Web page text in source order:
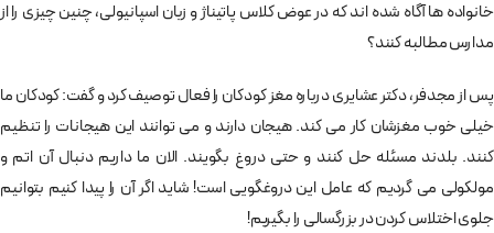
خانواده ها آگاه شده اند که در عوض کلاس پاتیناژ و زبان اسپانیولی، چنین چیزی را از
مدارس مطالبه کنند؟
پس از مجدفر، دکتر عشایری درباره مغز کودکان را فعال توصیف کرد و گفت: کودکان ما
خیلی خوب مغزشان کار می کند. هیجان دارند و می توانند این هیجانات را تنظیم
کنند. بلدند مسئله حل کنند و حتی دروغ بگویند. الان ما داریم دنبال آن اتم و
مولکولی می گردیم که عامل این دروغگویی است! شاید اگر آن را پیدا کنیم بتوانیم
جلوی اختلاس کردن در بزرگسالی را بگیریم!